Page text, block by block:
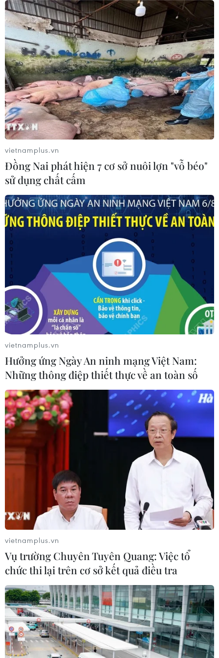
vietnamplus.vn
Đồng Nai phát hiện 7 cơ sở nuôi lợn "vỗ béo"
sử dụng chất cấm
vietnamplus.vn
Hưởng ứng Ngày An ninh mạng Việt Nam:
Những thông điệp thiết thực về an toàn số
vietnamplus.vn
Vụ trường Chuyên Tuyên Quang: Việc tổ
chức thi lại trên cơ sở kết quả điều tra